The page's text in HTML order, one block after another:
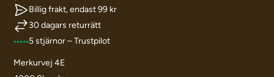
Billig frakt, endast 99 kr
30 dagars returrätt
5 stjärnor – Trustpilot
Merkurvej 4E